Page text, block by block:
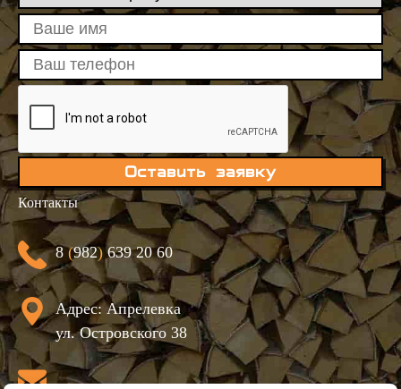
Оставить заявку
Контакты
8(982)639 20 60
Адрес: Апрелевка
ул. Островского 38